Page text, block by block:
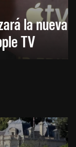
la nueva
TV